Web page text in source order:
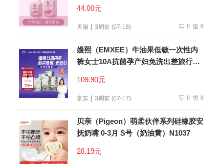
44.00元
天猫 3周前 (07-18) 0 0
嫚熙（EMXEE）牛油果低敏一次性内
裤女士10A抗菌孕产妇免洗出差旅行日
109.90元
京东 3周前 (07-17) 0 0
贝亲（Pigeon）萌柔伙伴系列硅橡胶安
抚奶嘴 0-3月 S号（奶油黄）N1037
28.19元